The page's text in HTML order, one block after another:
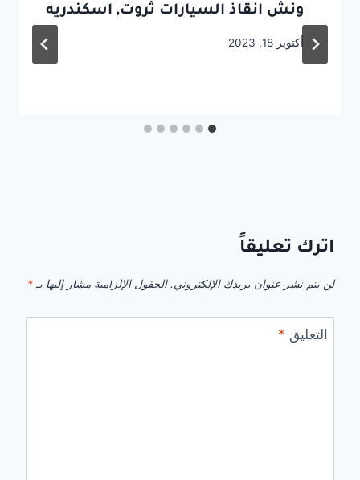
ونش انقاذ السيارات ثروت, اسكندريه
أكتوبر 18, 2023
اترك تعليقاً
لن يتم نشر عنوان بريدك الإلكتروني. الحقول الإلزامية مشار إليها بـ *
التعليق *